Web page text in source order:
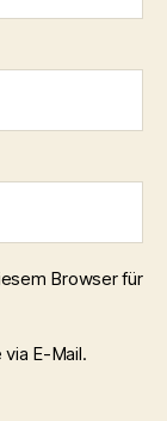
Browser für
E-Mail.